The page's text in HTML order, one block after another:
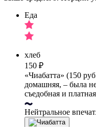
Еда
хлеб
150 ₽
«Чиабатта» (150
домашняя, – была
съедобная и
Нейтральное